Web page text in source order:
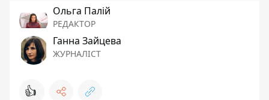
Ольга Палій
РЕДАКТОР
Ганна Зайцева
ЖУРНАЛІСТ
👍